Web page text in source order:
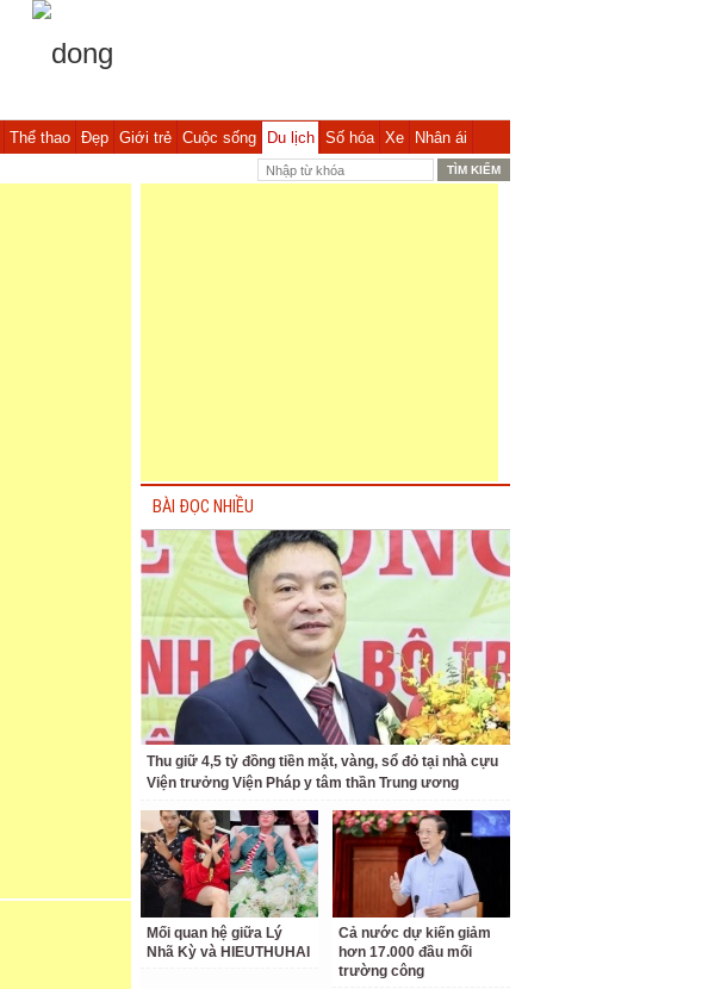
Thể thao Đẹp Giới trẻ Cuộc sống Du lịch Số hóa Xe Nhân ái
BÀI ĐỌC NHIỀU
Thu giữ 4,5 tỷ đồng tiền mặt, vàng, sổ đỏ tại nhà cựu
Viện trưởng Viện Pháp y tâm thần Trung ương
Mối quan hệ giữa Lý
Nhã Kỳ và HIEUTHUHAI
Cả nước dự kiến giảm
hơn 17.000 đầu mối
trường công